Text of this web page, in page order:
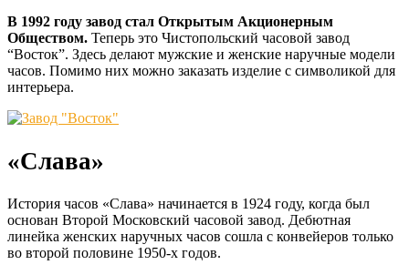
В 1992 году завод стал Открытым Акционерным
Обществом. Теперь это Чистопольский часовой завод
“Восток”. Здесь делают мужские и женские наручные модели
часов. Помимо них можно заказать изделие с символикой для
интерьера.
«Слава»
История часов «Слава» начинается в 1924 году, когда был
основан Второй Московский часовой завод. Дебютная
линейка женских наручных часов сошла с конвейеров только
во второй половине 1950-х годов.